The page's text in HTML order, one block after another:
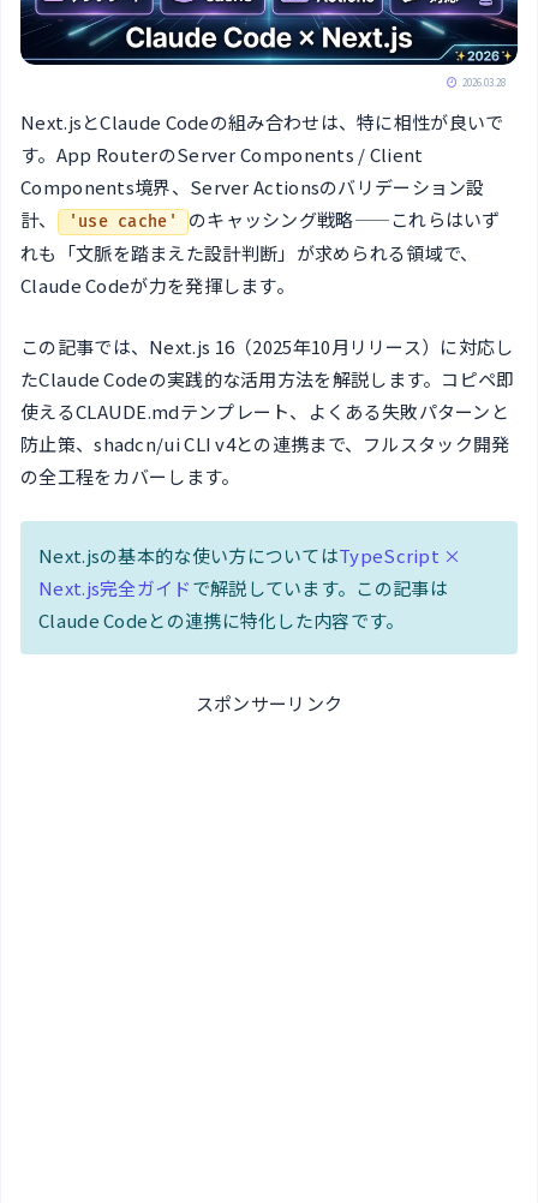
2026.03.28
Next.jsとClaude Codeの組み合わせは、特に相性が良いで
す。App RouterのServer Components / Client
Components境界、Server Actionsのバリデーション設
計、
'use cache'
のキャッシング戦略——これらはいず
れも「文脈を踏まえた設計判断」が求められる領域で、
Claude Codeが力を発揮します。
この記事では、Next.js 16（2025年10月リリース）に対応し
たClaude Codeの実践的な活用方法を解説します。コピペ即
使えるCLAUDE.mdテンプレート、よくある失敗パターンと
防止策、shadcn/ui CLI v4との連携まで、フルスタック開発
の全工程をカバーします。
Next.jsの基本的な使い方についてはTypeScript ×
Next.js完全ガイドで解説しています。この記事は
Claude Codeとの連携に特化した内容です。
スポンサーリンク